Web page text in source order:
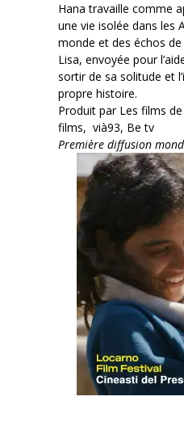
Hana travaille comme
une vie isolée dans les
monde et des échos de
Lisa, envoyée pour
sortir de sa solitude et
propre histoire.
Produit par Les films
films, vià93, Be tv
Première diffusion